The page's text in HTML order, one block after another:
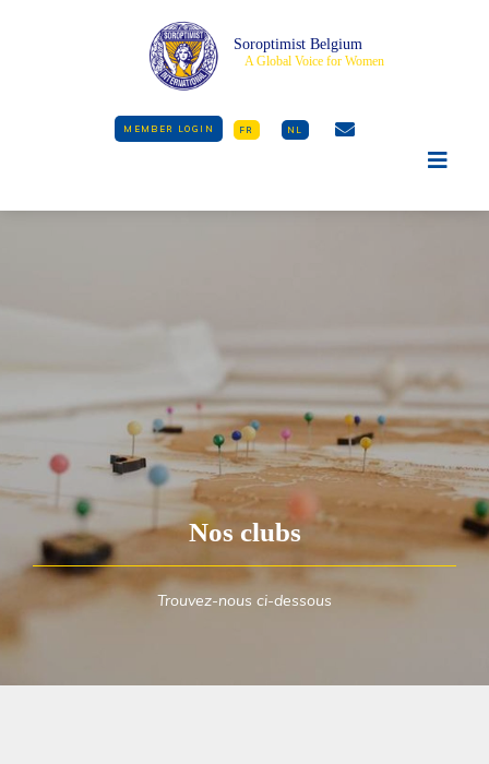
Soroptimist Belgium
A Global Voice for Women
MEMBER LOGIN FR NL
Nos clubs
Trouvez-nous ci-dessous